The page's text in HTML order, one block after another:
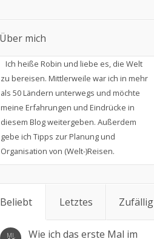
Über mich
Ich heiße Robin und liebe es, die Welt
zu bereisen. Mittlerweile war ich in mehr
als 50 Ländern unterwegs und möchte
meine Erfahrungen und Eindrücke in
diesem Blog weitergeben. Außerdem
gebe ich Tipps zur Planung und
Organisation von (Welt-)Reisen.
Beliebt Letztes Zufällig
MI. Wie ich das erste Mal im